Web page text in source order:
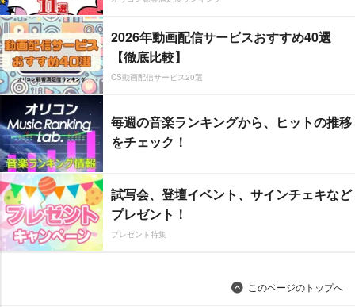
2026年動画配信サービスおすすめ40選
【徹底比較】
CS動画配信サービス20選
毎週の音楽ランキングから、ヒットの推移
をチェック！
試写会、登壇イベント、サインチェキなど
プレゼント！
プレゼント特集
このページのトップへ